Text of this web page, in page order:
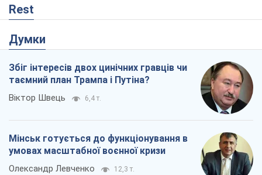
Rest
Думки
Збіг інтересів двох цинічних гравців чи
таємний план Трампа і Путіна?
Віктор Швець 6,4 т.
Мінськ готується до функціонування в
умовах масштабної воєнної кризи
Олександр Левченко 12,3 т.